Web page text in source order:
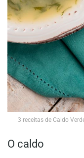
3 receitas de Caldo
O caldo